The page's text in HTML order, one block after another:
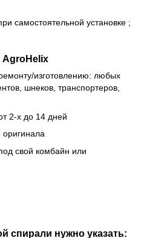
самостоятельной установке ;
изготовлению: любых
шнеков, транспортеров,
2-х до 14 дней
оригинала
свой комбайн или
спирали нужно указать: